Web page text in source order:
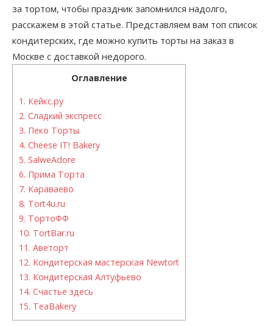
за тортом, чтобы праздник запомнился надолго,
расскажем в этой статье. Представляем вам топ список
кондитерских, где можно купить торты на заказ в
Москве с доставкой недорого.
Оглавление
1. Кейкс.ру
2. Сладкий экспресс
3. Пеко Торты
4. Cheese IT! Bakery
5. SalweAdore
6. Прима Торта
7. Караваево
8. Tort4u.ru
9. ТортоФФ
10. TortBar.ru
11. Аветорт
12. Кондитерская мастерская Newtort
13. Кондитерская Алтуфьево
14. Счастье здесь
15. TeaBakery